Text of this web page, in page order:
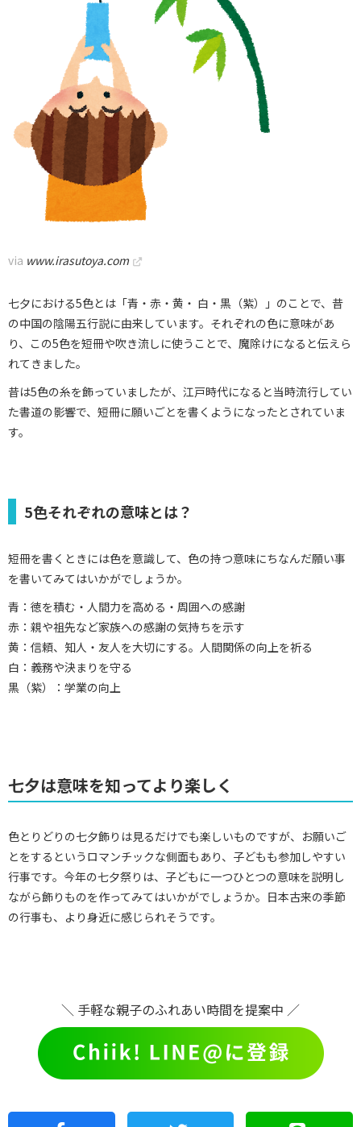
via www.irasutoya.com
七夕における5色とは「青・赤・黄・ 白・黒（紫）」のことで、昔
の中国の陰陽五行説に由来しています。それぞれの色に意味があ
り、この5色を短冊や吹き流しに使うことで、魔除けになると伝えら
れてきました。
昔は5色の糸を飾っていましたが、江戸時代になると当時流行してい
た書道の影響で、短冊に願いごとを書くようになったとされていま
す。
5色それぞれの意味とは？
短冊を書くときには色を意識して、色の持つ意味にちなんだ願い事
を書いてみてはいかがでしょうか。
青：徳を積む・人間力を高める・周囲への感謝
赤：親や祖先など家族への感謝の気持ちを示す
黄：信頼、知人・友人を大切にする。人間関係の向上を祈る
白：義務や決まりを守る
黒（紫）：学業の向上
七夕は意味を知ってより楽しく
色とりどりの七夕飾りは見るだけでも楽しいものですが、お願いご
とをするというロマンチックな側面もあり、子どもも参加しやすい
行事です。今年の七夕祭りは、子どもに一つひとつの意味を説明し
ながら飾りものを作ってみてはいかがでしょうか。日本古来の季節
の行事も、より身近に感じられそうです。
＼ 手軽な親子のふれあい時間を提案中 ／